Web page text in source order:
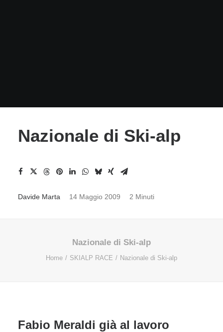
Nazionale di Ski-alp
Davide Marta 14 Maggio 2009 2 Minuti
Nazionale di Ski-alp
Home SKIALP RACE Nazionale di Ski-alp
Fabio Meraldi già al lavoro